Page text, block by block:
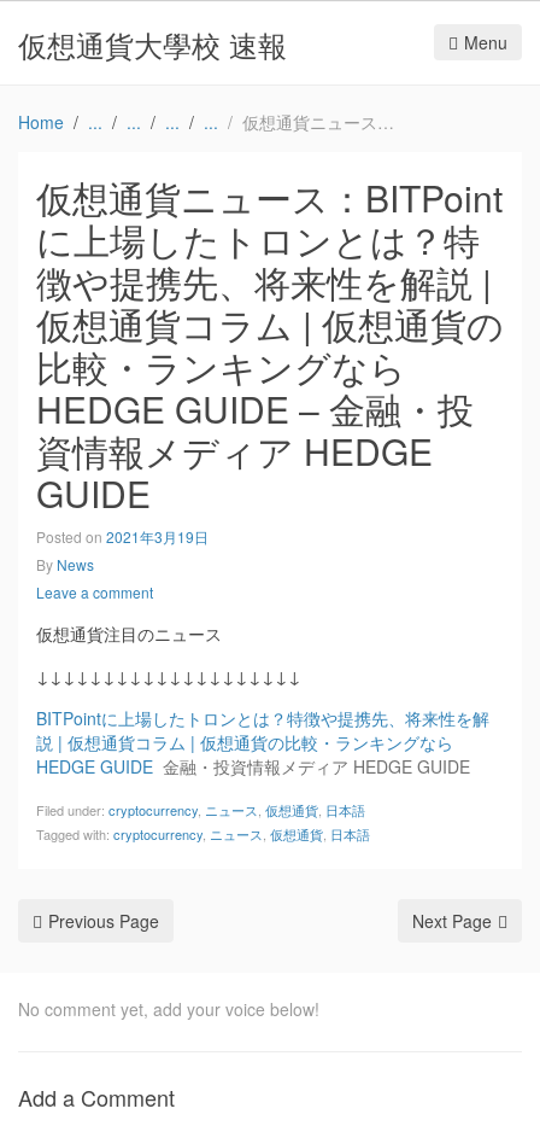
仮想通貨大學校 速報 Menu
Home 仮想通貨ニュース：BITPointに上場したトロンとは？特徴や提携先、将来性を解説 | 仮想通貨コラム | 仮想通貨の比較・ランキングならHEDGE GUIDE – 金融・投資情報メディア HEDGE GUIDE
仮想通貨ニュース：BITPoint
に上場したトロンとは？特
徴や提携先、将来性を解説 |
仮想通貨コラム | 仮想通貨の
比較・ランキングなら
HEDGE GUIDE – 金融・投
資情報メディア HEDGE
GUIDE
Posted on 2021年3月19日
By News
Leave a comment
仮想通貨注目のニュース
↓↓↓↓↓↓↓↓↓↓↓↓↓↓↓↓↓↓↓↓
BITPointに上場したトロンとは？特徴や提携先、将来性を解
説 | 仮想通貨コラム | 仮想通貨の比較・ランキングなら
HEDGE GUIDE 金融・投資情報メディア HEDGE GUIDE
Filed under: cryptocurrency ニュース 仮想通貨 日本語
Tagged with: cryptocurrency ニュース 仮想通貨 日本語
Previous Page Next Page
No comment yet, add your voice below!
Add a Comment